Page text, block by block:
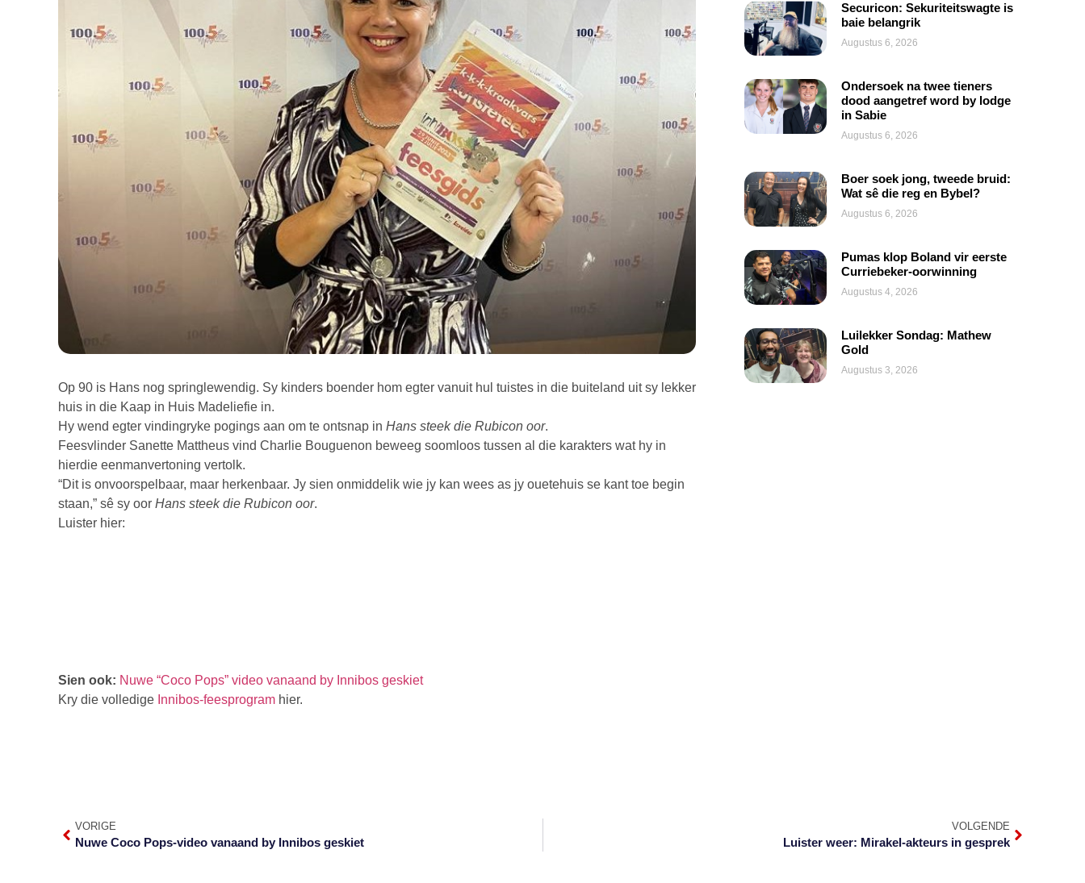
Op 90 is Hans nog springlewendig. Sy kinders boender hom egter vanuit hul tuistes in die buiteland uit sy lekker
huis in die Kaap in Huis Madeliefie in.
Hy wend egter vindingryke pogings aan om te ontsnap in Hans steek die Rubicon oor.
Feesvlinder Sanette Mattheus vind Charlie Bouguenon beweeg soomloos tussen al die karakters wat hy in
hierdie eenmanvertoning vertolk.
“Dit is onvoorspelbaar, maar herkenbaar. Jy sien onmiddelik wie jy kan wees as jy ouetehuis se kant toe begin
staan,” sê sy oor Hans steek die Rubicon oor.
Luister hier:
Sien ook: Nuwe “Coco Pops” video vanaand by Innibos geskiet
Kry die volledige Innibos-feesprogram hier.
Securicon: Sekuriteitswagte is
baie belangrik
Augustus 6, 2026
Ondersoek na twee tieners
dood aangetref word by lodge
in Sabie
Augustus 6, 2026
Boer soek jong, tweede bruid:
Wat sê die reg en Bybel?
Augustus 6, 2026
Pumas klop Boland vir eerste
Curriebeker-oorwinning
Augustus 4, 2026
Luilekker Sondag: Mathew
Gold
Augustus 3, 2026
VORIGE
Nuwe Coco Pops-video vanaand by Innibos geskiet
VOLGENDE
Luister weer: Mirakel-akteurs in gesprek